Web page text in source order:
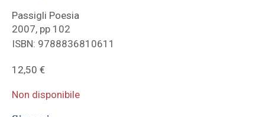
Passigli Poesia
2007, pp 102
ISBN: 9788836810611
12,50 €
Non disponibile